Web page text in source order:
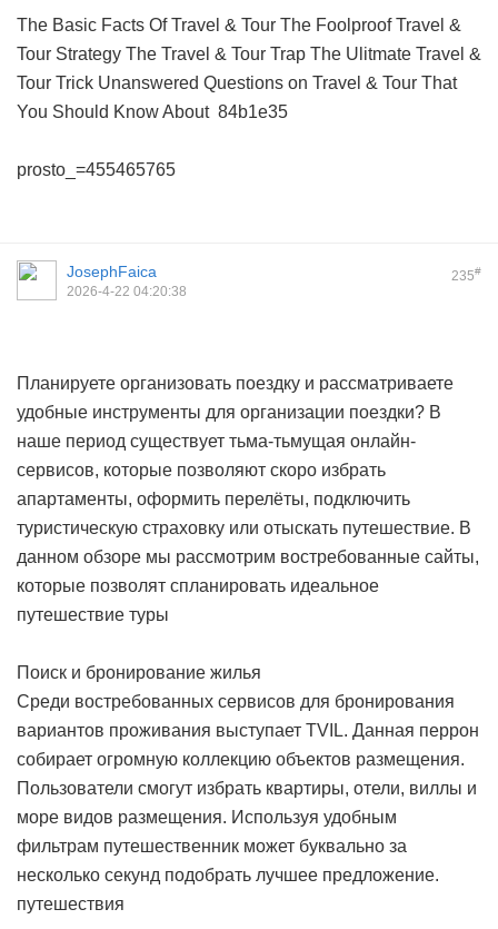
The Basic Facts Of Travel & Tour The Foolproof Travel &
Tour Strategy The Travel & Tour Trap The Ulitmate Travel &
Tour Trick Unanswered Questions on Travel & Tour That
You Should Know About84b1e35
prosto_=455465765
235#
JosephFaica
2026-4-22 04:20:38
Планируете организовать поездку и рассматриваете
удобные инструменты для организации поездки? В
наше период существует тьма-тьмущая онлайн-
сервисов, которые позволяют скоро избрать
апартаменты, оформить перелёты, подключить
туристическую страховку или отыскать путешествие. В
данном обзоре мы рассмотрим востребованные сайты,
которые позволят спланировать идеальное
путешествие туры
Поиск и бронирование жилья
Среди востребованных сервисов для бронирования
вариантов проживания выступает TVIL. Данная перрон
собирает огромную коллекцию объектов размещения.
Пользователи смогут избрать квартиры, отели, виллы и
море видов размещения. Используя удобным
фильтрам путешественник может буквально за
несколько секунд подобрать лучшее предложение.
путешествия